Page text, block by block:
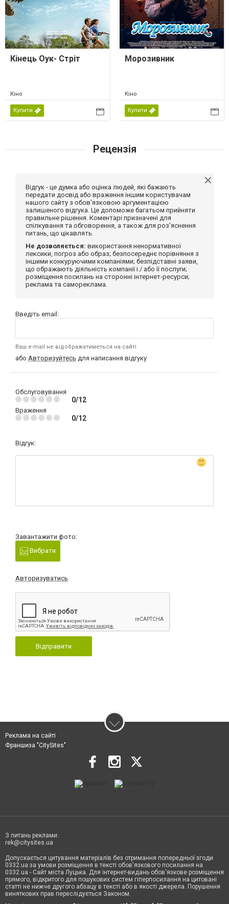
Кінець Оук- Стріт
Кіно
Купити
Морозивник
Кіно
Купити
Рецензія
Відгук - це думка або оцінка людей, які бажають
передати досвід або враження іншим користувачам
нашого сайту з обов'язковою аргументацією
залишеного відгука. Це допоможе багатьом прийняти
правильне рішення. Коментарі призначені для
спілкування та обговорення, а також для роз'яснення
питань, що цікавлять.
Не дозволяється: використання ненормативної
лексики, погроз або образ; безпосереднє порівняння з
іншими конкуруючими компаніями; безпідставні заяви,
що ображають діяльність компанії і / або її послуги;
розміщення посилань на сторонні інтернет-ресурси;
реклама та самореклама.
Введіть email:
Ваш e-mail не відображатиметься на сайті
або Авторизуйтесь для написання відгуку
Обслуговування
0/12
Враження
0/12
Відгук:
Завантажити фото:
Вибрати
Авторизуватись
Відправити
Реклама на сайті
Франшиза "CitySites"
З питань реклами:
rek@citysites.ua
Допускається цитування матеріалів без отримання попередньої згоди
0332.ua за умови розміщення в тексті обов'язкового посилання на
0332.ua - Сайт міста Луцька. Для інтернет-видань обов'язкове розміщення
прямого, відкритого для пошукових систем гіперпосилання на цитовані
статті не нижче другого абзацу в тексті або в якості джерела. Порушення
виняткових прав переслідується Законом.